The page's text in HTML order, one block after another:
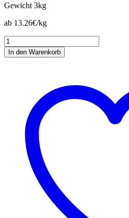
Gewicht 3kg
ab 13.26€/kg
Ice
Cool
kühlender
In den Warenkorb